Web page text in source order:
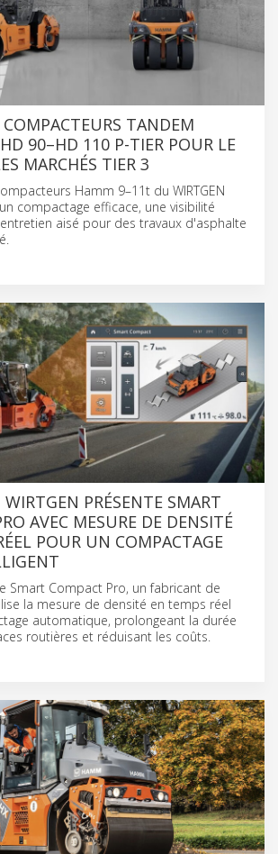
TANDEM
90–HD 110 P-TIER POUR LE
MARCHÉS TIER 3
Hamm 9–11t du WIRTGEN
compactage efficace, une visibilité
aisé pour des travaux d'asphalte
PRÉSENTE SMART
AVEC MESURE DE DENSITÉ
POUR UN COMPACTAGE
Smart Compact Pro, un fabricant de
la mesure de densité en temps réel
automatique, prolongeant la durée
routières et réduisant les coûts.